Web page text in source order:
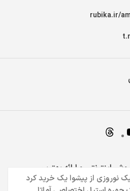
rubika.ir/
در فروش اینترنتی و ارائه بهترین